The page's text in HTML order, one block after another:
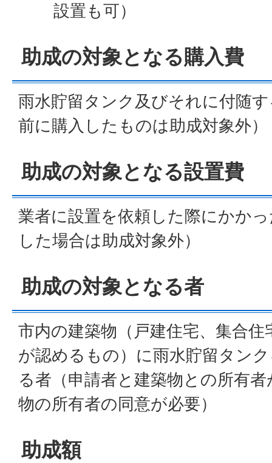
設置も可）
助成の対象となる購入費
雨水貯留タンク及びそれに付随
前に購入したものは助成対象外）
助成の対象となる設置費
業者に設置を依頼した際にかか
した場合は助成対象外）
助成の対象となる者
市内の建築物（戸建住宅、集合
が認めるもの）に雨水貯留タン
る者（申請者と建築物との所有
物の所有者の同意が必要）
助成額